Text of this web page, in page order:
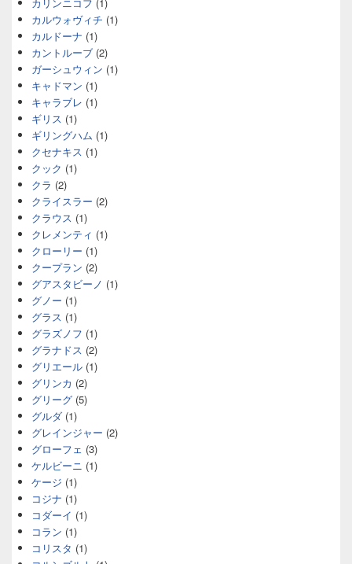
カルウォヴィチ (1)
カルドーナ (1)
カントルーブ (2)
ガーシュウィン (1)
キャドマン (1)
キャラブレ (1)
ギリス (1)
ギリングハム (1)
クセナキス (1)
クック (1)
クラ (2)
クライスラー (2)
クラウス (1)
クレメンティ (1)
クローリー (1)
クープラン (2)
グアスタビーノ (1)
グノー (1)
グラス (1)
グラズノフ (1)
グラナドス (2)
グリエール (1)
グリンカ (2)
グリーグ (5)
グルダ (1)
グレインジャー (2)
グローフェ (3)
ケルビーニ (1)
ケージ (1)
コジナ (1)
コダーイ (1)
コラン (1)
コリスタ (1)